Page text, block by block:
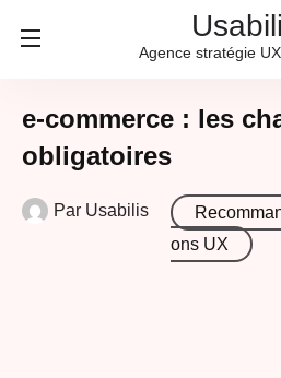
Agence stratégie
e-commerce : les
obligatoires
Par Usabilis
ons UX